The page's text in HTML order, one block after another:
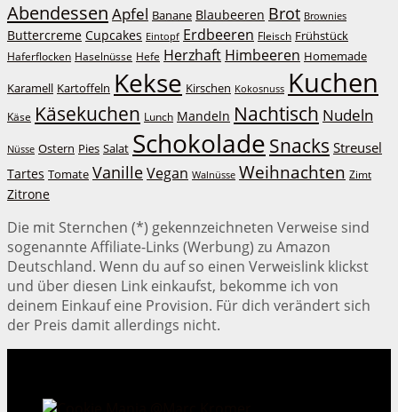
Abendessen Apfel Banane Blaubeeren Brot Brownies
Buttercreme Cupcakes Eintopf Erdbeeren Fleisch Frühstück
Haferflocken Haselnüsse Hefe Herzhaft Himbeeren Homemade
Karamell Kartoffeln Kekse Kirschen Kokosnuss Kuchen
Käse Käsekuchen Lunch Mandeln Nachtisch Nudeln
Nüsse Ostern Pies Salat Schokolade Snacks Streusel
Tartes Tomate VanilleVegan Walnüsse Weihnachten Zimt
Zitrone
Die mit Sternchen (*) gekennzeichneten Verweise sind
sogenannte Affiliate-Links (Werbung) zu Amazon
Deutschland. Wenn du auf so einen Verweislink klickst
und über diesen Link einkaufst, bekomme ich von
deinem Einkauf eine Provision. Für dich verändert sich
der Preis damit allerdings nicht.